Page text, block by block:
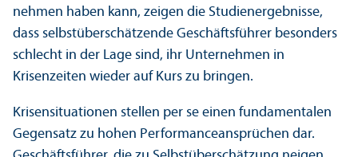
nehmen haben kann, zeigen die Studien­ergebnisse,
dass selbstüberschätzende Geschäfts­führer besonders
schlecht in der Lage sind, ihr Unter­nehmen in
Krisenzeiten wieder auf Kurs zu bringen.
Krisensituationen stellen per se einen fundamentalen
Gegensatz zu hohen Performanceansprüchen dar.